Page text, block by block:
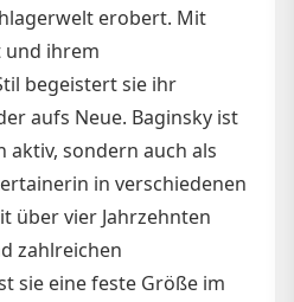
erobert. Mit
ihrem
begeistert sie ihr
aufs Neue. Baginsky ist
aktiv, sondern auch als
in verschiedenen
über vier Jahrzehnten
zahlreichen
sie eine feste Größe im